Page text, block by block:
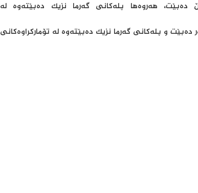
دەبێت، هەروەها پلەکانی گەرما نزیک دەبێتەوە لە
و پلەکانی گەرما نزیک دەبێتەوە لە تۆمارکراوەکانی